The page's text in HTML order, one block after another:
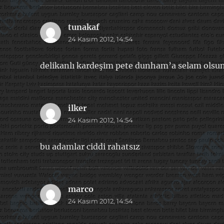
tunakafdedi
ki:
24 Kasım 2012, 14:54
delikanlı kardeşim pete dunham’a selam
ilkerdedi
ki:
24 Kasım 2012, 14:54
bu adamlar ciddi rahatsız
marcodedi
ki:
24 Kasım 2012, 14:54